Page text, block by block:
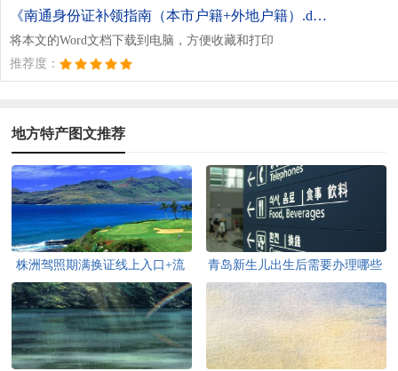
《南通身份证补领指南（本市户籍+外地户籍）.doc》
将本文的Word文档下载到电脑，方便收藏和打印
推荐度：
地方特产图文推荐
株洲驾照期满换证线上入口+流
程
青岛新生儿出生后需要办理哪些
证件？